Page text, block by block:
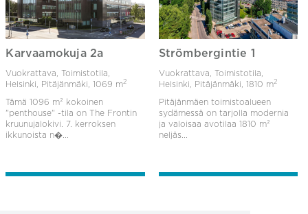
Karvaamokuja 2a
Vuokrattava, Toimistotila,
Helsinki, Pitäjänmäki,1069 m2
Tämä 1096 m² kokoinen
"penthouse" -tila on The Frontin
kruunujalokivi. 7. kerroksen
ikkunoista n�...
Strömbergintie 1
Vuokrattava, Toimistotila,
Helsinki, Pitäjänmäki, 1810 m2
Pitäjänmäen toimistoalueen
sydämessä on tarjolla modernia
ja valoisaa avotilaa 1810 m²
neljäs...